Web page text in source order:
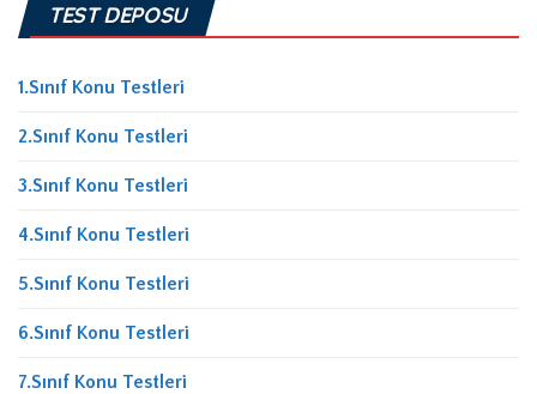
TEST DEPOSU
1.Sınıf Konu Testleri
2.Sınıf Konu Testleri
3.Sınıf Konu Testleri
4.Sınıf Konu Testleri
5.Sınıf Konu Testleri
6.Sınıf Konu Testleri
7.Sınıf Konu Testleri